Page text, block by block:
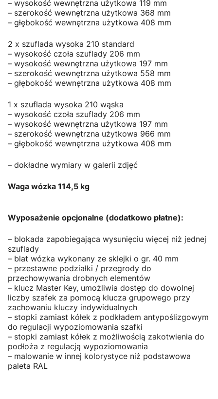
– wysokość wewnętrzna użytkowa 119 mm
– szerokość wewnętrzna użytkowa 368 mm
– głębokość wewnętrzna użytkowa 408 mm
2 x szuflada wysoka 210 standard
– wysokość czoła szuflady 206 mm
– wysokość wewnętrzna użytkowa 197 mm
– szerokość wewnętrzna użytkowa 558 mm
– głębokość wewnętrzna użytkowa 408 mm
1 x szuflada wysoka 210 wąska
– wysokość czoła szuflady 206 mm
– wysokość wewnętrzna użytkowa 197 mm
– szerokość wewnętrzna użytkowa 966 mm
– głębokość wewnętrzna użytkowa 408 mm
– dokładne wymiary w galerii zdjęć
Waga wózka 114,5 kg
Wyposażenie opcjonalne (dodatkowo płatne):
– blokada zapobiegająca wysunięciu więcej niż jednej
szuflady
– blat wózka wykonany ze sklejki o gr. 40 mm
– przestawne podziałki / przegrody do
przechowywania drobnych elementów
– klucz Master Key, umożliwia dostęp do dowolnej
liczby szafek za pomocą klucza grupowego przy
zachowaniu kluczy indywidualnych
– stopki zamiast kółek z podkładem antypoślizgowym
do regulacji wypoziomowania szafki
– stopki zamiast kółek z możliwością zakotwienia do
podłoża z regulacją wypoziomowania
– malowanie w innej kolorystyce niż podstawowa
paleta RAL